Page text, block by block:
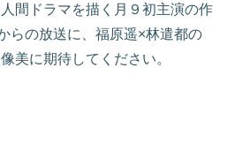
間ドラマを描く月９初主演の作
らの放送に、福原遥×林遣都の
美に期待してください。